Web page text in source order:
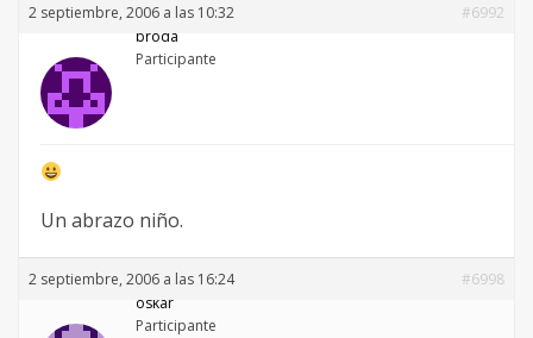
2 septiembre, 2006 a las 10:32
#6992
broda
Participante
Un abrazo niño.
2 septiembre, 2006 a las 16:24
#6998
oskar
Participante